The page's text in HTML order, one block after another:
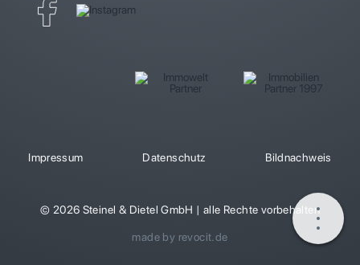
Impressum Datenschutz Bildnachweis
© 2026 Steinel & Dietel GmbH | alle Rechte vorbehalten
made by revocit.de